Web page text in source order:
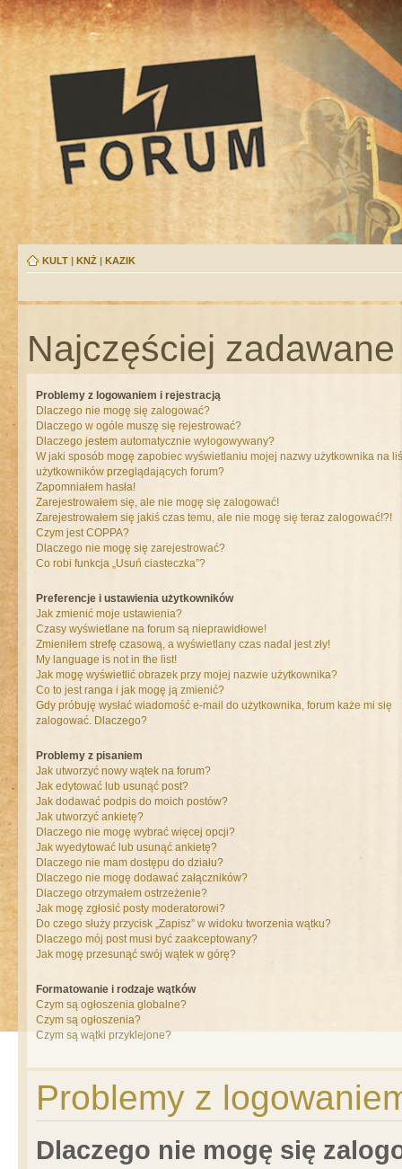
KULT | KNŻ | KAZIK
Najczęściej
Problemy z logowaniem i rejestracją
Dlaczego nie mogę się zalogować?
Dlaczego w ogóle muszę się rejestrować?
Dlaczego jestem automatycznie wylogowywany?
W jaki sposób mogę zapobiec wyświetlaniu mojej nazwy użytkownika na
użytkowników przeglądających forum?
Zapomniałem hasła!
Zarejestrowałem się, ale nie mogę się zalogować!
Zarejestrowałem się jakiś czas temu, ale nie mogę się teraz zalogować!?!
Czym jest COPPA?
Dlaczego nie mogę się zarejestrować?
Co robi funkcja „Usuń ciasteczka”?
Preferencje i ustawienia użytkowników
Jak zmienić moje ustawienia?
Czasy wyświetlane na forum są nieprawidłowe!
Zmieniłem strefę czasową, a wyświetlany czas nadal jest zły!
My language is not in the list!
Jak mogę wyświetlić obrazek przy mojej nazwie użytkownika?
Co to jest ranga i jak mogę ją zmienić?
Gdy próbuję wysłać wiadomość e-mail do użytkownika, forum każe mi się
zalogować. Dlaczego?
Problemy z pisaniem
Jak utworzyć nowy wątek na forum?
Jak edytować lub usunąć post?
Jak dodawać podpis do moich postów?
Jak utworzyć ankietę?
Dlaczego nie mogę wybrać więcej opcji?
Jak wyedytować lub usunąć ankietę?
Dlaczego nie mam dostępu do działu?
Dlaczego nie mogę dodawać załączników?
Dlaczego otrzymałem ostrzeżenie?
Jak mogę zgłosić posty moderatorowi?
Do czego służy przycisk „Zapisz” w widoku tworzenia wątku?
Dlaczego mój post musi być zaakceptowany?
Jak mogę przesunąć swój wątek w górę?
Formatowanie i rodzaje wątków
Czym są ogłoszenia globalne?
Czym są ogłoszenia?
Czym są wątki przyklejone?
Problemy z
Dlaczego nie mogę się